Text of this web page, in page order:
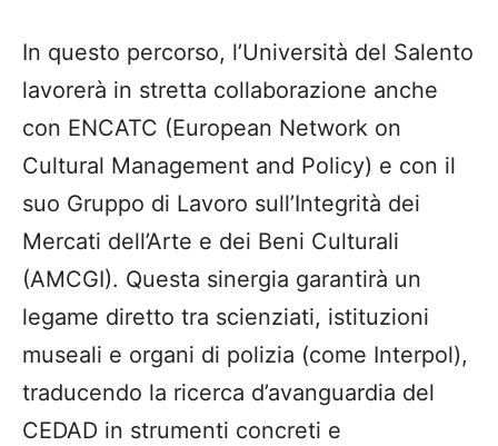
In questo percorso, l’Università del Salento
lavorerà in stretta collaborazione anche
con ENCATC (European Network on
Cultural Management and Policy) e con il
suo Gruppo di Lavoro sull’Integrità dei
Mercati dell’Arte e dei Beni Culturali
(AMCGI). Questa sinergia garantirà un
legame diretto tra scienziati, istituzioni
museali e organi di polizia (come Interpol),
traducendo la ricerca d’avanguardia del
CEDAD in strumenti concreti e